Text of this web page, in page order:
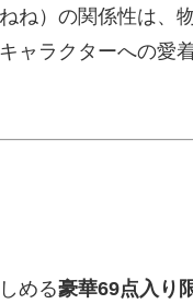
ね）の関係性は、
ャラクターへの愛
める豪華69点入り